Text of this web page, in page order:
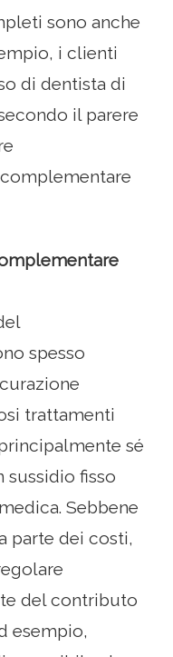
sono anche
i clienti
di dentista di
il parere
spesso
trattamenti
sé
sussidio fisso
Sebbene
parte dei costi,
del contributo
esempio,